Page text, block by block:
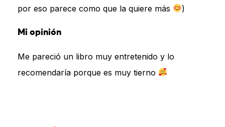
por eso parece como que la quiere más
)
Mi opinión
Me pareció un libro muy entretenido y lo
recomendaría porque es muy tierno